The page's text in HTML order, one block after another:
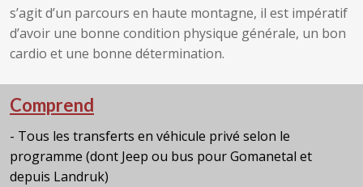
s’agit d’un parcours en haute montagne, il est impératif
d’avoir une bonne condition physique générale, un bon
cardio et une bonne détermination.
Comprend
- Tous les transferts en véhicule privé selon le
programme (dont Jeep ou bus pour Gomanetal et
depuis Landruk)